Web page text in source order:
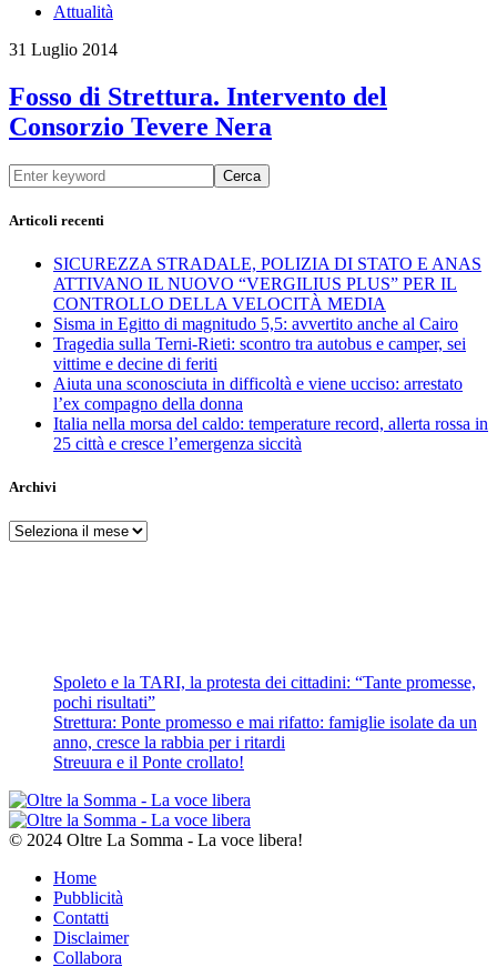
Attualità
31 Luglio 2014
Fosso di Strettura. Intervento del
Consorzio Tevere Nera
Cerca
Articoli recenti
SICUREZZA STRADALE, POLIZIA DI STATO E ANAS
ATTIVANO IL NUOVO “VERGILIUS PLUS” PER IL
CONTROLLO DELLA VELOCITÀ MEDIA
Sisma in Egitto di magnitudo 5,5: avvertito anche al Cairo
Tragedia sulla Terni-Rieti: scontro tra autobus e camper, sei
vittime e decine di feriti
Aiuta una sconosciuta in difficoltà e viene ucciso: arrestato
l’ex compagno della donna
Italia nella morsa del caldo: temperature record, allerta rossa in
25 città e cresce l’emergenza siccità
Archivi
Archivi
Spoleto e la TARI, la protesta dei cittadini: “Tante promesse,
pochi risultati”
Strettura: Ponte promesso e mai rifatto: famiglie isolate da un
anno, cresce la rabbia per i ritardi
Streuura e il Ponte crollato!
© 2024 Oltre La Somma - La voce libera!
Home
Pubblicità
Contatti
Disclaimer
Collabora